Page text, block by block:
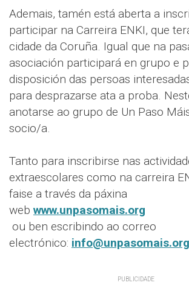
Ademais, tamén está aberta a
participar na Carreira ENKI, que
cidade da Coruña. Igual que na
asociación participará en grupo e
disposición das persoas
para desprazarse ata a proba.
anotarse ao grupo de Un Paso
socio/a.
Tanto para inscribirse nas
extraescolares como na carreira
faise a través da páxina
web www.unpasomais.org
ou ben escribindo ao correo
electrónico: info@unpasomais.org